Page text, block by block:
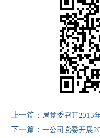
上一篇： 局党委召开2015
下一篇： 一公司党委开展